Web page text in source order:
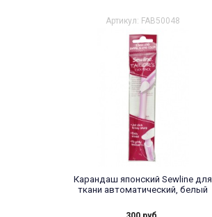
Артикул: FAB50048
Карандаш японский Sewline для
ткани автоматический, белый